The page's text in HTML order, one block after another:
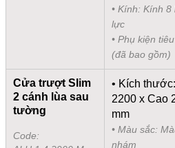
• Kính: Kính 8
lực
• Phụ kiện
(đã bao gồm)
Cửa trượt Slim
2 cánh lùa sau
tường
Code:
• Kích
2200 x Cao
mm
• Màu sắc:
nhám